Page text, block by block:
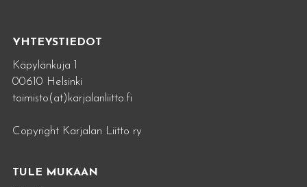
YHTEYSTIEDOT
Käpylänkuja 1
00610 Helsinki
toimisto(at)karjalanliitto.fi
Copyright Karjalan Liitto ry
TULE MUKAAN